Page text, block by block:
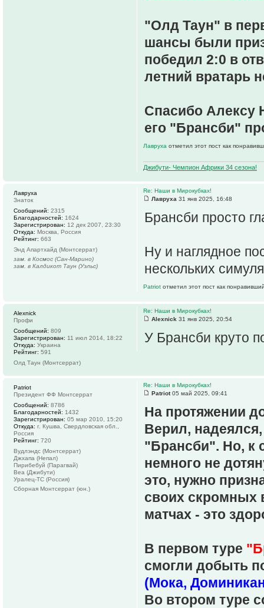
"Олд Таун" в
шансы были
победил 2:0 в
летний вратарь
Спасибо Алексу
его "Брансби"
Лавруха отметил этот пост как
Джибути- Чемпион Африки 34 сезона!
Re: Наши в Мирокубках!
Лавруха 31 янв 2025, 16:48
Брансби просто
Ну и наглядное
нескольких
Patriot отметил этот пост как
Лавруха
Знаток
Сообщений: 2315
Благодарностей: 1624
Зарегистрирован: 12 дек 2007, 23:30
Откуда: Москва, Россия
Рейтинг: 663
Энд Апартхайд (Монтсеррат)
зам. в Космос (Сан-Марино)
зам. в Калдикот Таун (Уэльс)
Re: Наши в Мирокубках!
Alexnick 31 янв 2025, 20:54
У Брансби круто
Alexnick
Профи
Сообщений: 809
Зарегистрирован: 11 июл 2014, 18:22
Откуда: Украина
Рейтинг: 591
Олд Таун (Монтсеррат)
Re: Наши в Мирокубках!
Patriot05 май 2025, 09:41
На протяжении
Верил,
"Брансби". Но, к
немного не
это, нужно
своих скромных
матчах - это
В первом туре
смогли добыть
(Мока,
Во втором туре
Patriot
Президент ФФ Монтсеррат
Сообщений: 8786
Благодарностей: 1432
Зарегистрирован: 05 мар 2010, 15:20
Откуда: г. Кушва, Свердловская обл.,
Россия
Рейтинг: 720
Вудлэндс (Монтсеррат)
Джхапа (Непал)
Пирибебуй (Парагвай)
Веа (Джибути)
Уралец-ТС (Россия)
Сборная Монтсеррат (юн.)